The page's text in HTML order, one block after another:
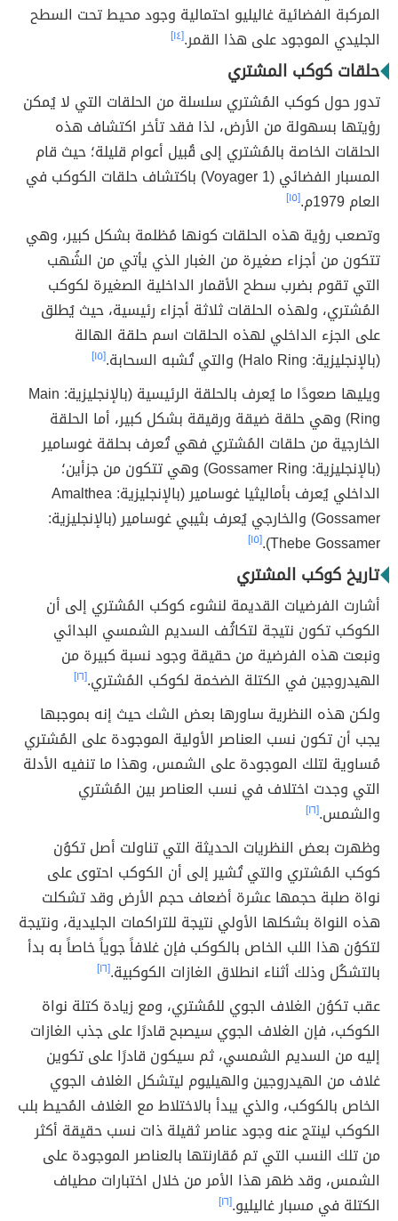
المركبة الفضائية غاليليو احتمالية وجود محيط تحت السطح
الجليدي الموجود على هذا القمر.[١٤]
حلقات كوكب المشتري
تدور حول كوكب المُشتري سلسلة من الحلقات التي لا يُمكن
رؤيتها بسهولة من الأرض، لذا فقد تأخر اكتشاف هذه
الحلقات الخاصة بالمُشتري إلى قُبيل أعوام قليلة؛ حيث قام
المسبار الفضائي (Voyager 1) باكتشاف حلقات الكوكب في
العام 1979م.
[١٥]
وتصعب رؤية هذه الحلقات كونها مُظلمة بشكل كبير، وهي
تتكون من أجزاء صغيرة من الغبار الذي يأتي من الشُهب
التي تقوم بضرب سطح الأقمار الداخلية الصغيرة لكوكب
المُشتري، ولهذه الحلقات ثلاثة أجزاء رئيسية، حيث يُطلق
على الجزء الداخلي لهذه الحلقات اسم حلقة الهالة
(بالإنجليزية: Halo Ring) والتي تُشبه السحابة.
[١٥]
ويليها صعودًا ما يُعرف بالحلقة الرئيسية (بالإنجليزية: Main
Ring) وهي حلقة ضيقة ورقيقة بشكل كبير، أما الحلقة
الخارجية من حلقات المُشتري فهي تُعرف بحلقة غوسامير
(بالإنجليزية: Gossamer Ring) وهي تتكون من جزأين؛
الداخلي يُعرف بأماليثيا غوسامير (بالإنجليزية: Amalthea
Gossamer) والخارجي يُعرف بثيبي غوسامير (بالإنجليزية:
Thebe Gossamer). [١٥]
تاريخ كوكب المشتري
أشارت الفرضيات القديمة لنشوء كوكب المُشتري إلى أن
الكوكب تكون نتيجة لتكاثُف السديم الشمسي البدائي
ونبعت هذه الفرضية من حقيقة وجود نسبة كبيرة من
الهيدروجين في الكتلة الضخمة لكوكب المُشتري.[١٦]
ولكن هذه النظرية ساورها بعض الشك حيث إنه بموجبها
يجب أن تكون نسب العناصر الأولية الموجودة على المُشتري
مُساوية لتلك الموجودة على الشمس، وهذا ما تنفيه الأدلة
التي وجدت اختلاف في نسب العناصر بين المُشتري
والشمس.[١٦]
وظهرت بعض النظريات الحديثة التي تناولت أصل تكوُن
كوكب المُشتري والتي تُشير إلى أن الكوكب احتوى على
نواة صلبة حجمها عشرة أضعاف حجم الأرض وقد تشكلت
هذه النواة بشكلها الأولي نتيجة للتراكمات الجليدية، ونتيجة
لتكوُن هذا اللب الخاص بالكوكب فإن غلافاً جوياً خاصاً به بدأ
بالتشكُل وذلك أثناء انطلاق الغازات الكوكبية.[١٦]
عقب تكوُن الغلاف الجوي للمُشتري، ومع زيادة كتلة نواة
الكوكب، فإن الغلاف الجوي سيصبح قادرًا على جذب الغازات
إليه من السديم الشمسي، ثم سيكون قادرًا على تكوين
غلاف من الهيدروجين والهيليوم ليتشكل الغلاف الجوي
الخاص بالكوكب، والذي يبدأ بالاختلاط مع الغلاف المُحيط بلب
الكوكب لينتج عنه وجود عناصر ثقيلة ذات نسب حقيقة أكثر
من تلك النسب التي تم مُقارنتها بالعناصر الموجودة على
الشمس، وقد ظهر هذا الأمر من خلال اختبارات مطياف
الكتلة في مسبار غاليليو.[١٦]